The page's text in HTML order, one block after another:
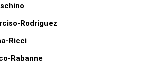
Rodriguez
Ricci
Rabanne